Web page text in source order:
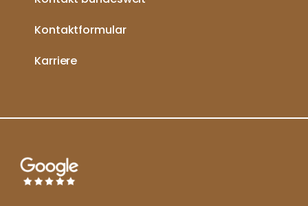
Kontaktformular
Karriere